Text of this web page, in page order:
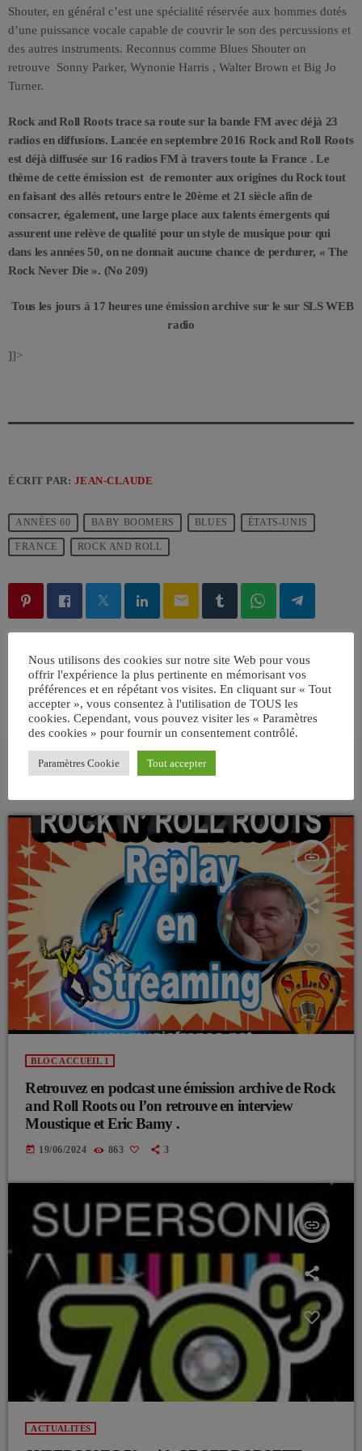
Shouter, en général c’est une spécialité réservée aux hommes dotés
d’une puissance vocale capable de couvrir le son des percussions et
des autres instruments. Reconnus comme Blues Shouter on
retrouve Sonny Parker, Wynonie Harris , Walter Brown et Big Jo
Turner.
Rock and Roll Roots trace sa route sur la bande FM avec déjà 23
radios en diffusions. Lancée en septembre 2016 Rock and Roll Roots
est déjà diffusée sur 16 radios FM à travers toute la France . Le
thème de cette émission est de remonter aux origines du Rock tout
en faisant des allés retours entre le 20ème et 21 siècle afin de
consacrer, également, une large place aux talents émergents qui
assurent une relève de qualité pour un style de musique pour qui
dans les années 50, on ne donnait aucune chance de perdurer, « The
Rock Never Die ». (No 209)
Tous les jours à 17 heures une émission archive sur le sur SLS WEB
radio
]]>
ÉCRIT PAR: JEAN-CLAUDE
ANNÉES 60 BABY BOOMERS BLUES ÉTATS-UNIS
FRANCE ROCK AND ROLL
email
RATE IT
ARTICLES SIMILAIRES
insert_link
BLOC ACCUEIL 1
Retrouvez en podcast une émission archive de Rock
and Roll Roots ou l’on retrouve en interview
Moustique et Eric Bamy .
today 19/06/2024 863 3
insert_link
ACTUALITÉS
Nous utilisons des cookies sur notre site Web pour vous
offrir l'expérience la plus pertinente en mémorisant vos
préférences et en répétant vos visites. En cliquant sur « Tout
accepter », vous consentez à l'utilisation de TOUS les
cookies. Cependant, vous pouvez visiter les « Paramètres
des cookies » pour fournir un consentement contrôlé.
Paramètres Cookie Tout accepter